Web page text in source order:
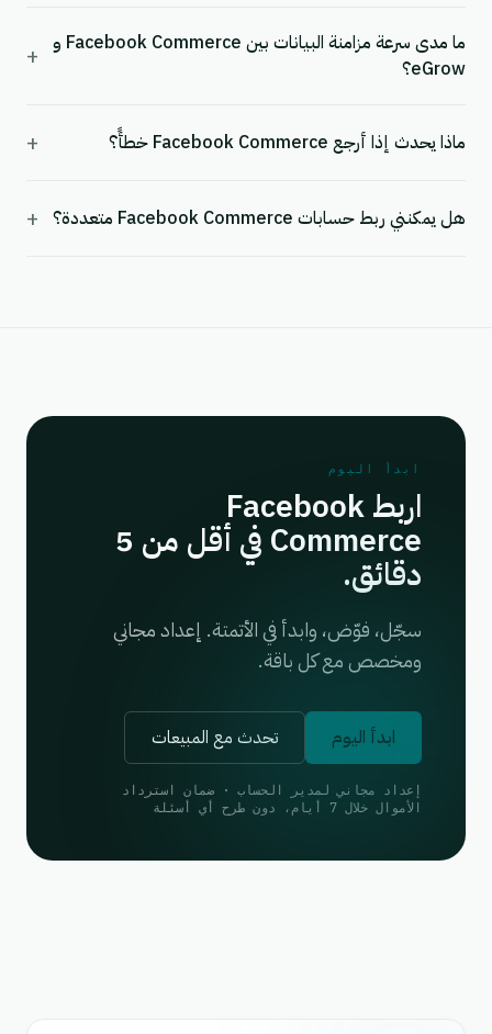
ما مدى سرعة مزامنة البيانات بين Facebook Commerce و
eGrow؟
+
ماذا يحدث إذا أرجع Facebook Commerce خطأً؟ +
هل يمكنني ربط حسابات Facebook Commerce متعددة؟ +
ابدأ اليوم
اربط Facebook
Commerce في أقل من 5
دقائق.
سجّل، فوّض، وابدأ في الأتمتة. إعداد مجاني
ومخصص مع كل باقة.
ابدأ اليوم تحدث مع المبيعات
إعداد مجاني لمدير الحساب · ضمان استرداد
الأموال خلال 7 أيام، دون طرح أي أسئلة